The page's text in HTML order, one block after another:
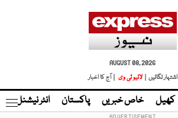
AUGUST 08, 2026
اشتہار لگائیں |
لائیو ٹی وی | آج کا اخبار
کھیل خاص خبریں پاکستان انٹر نیشنل